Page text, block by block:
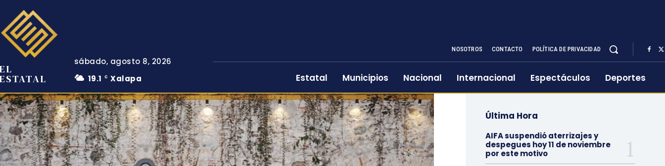
EL
ESTATAL
sábado, agosto 8, 2026
19.1
C Xalapa
NOSOTROS CONTACTO POLÍTICA DE PRIVACIDAD
Estatal Municipios Nacional Internacional Espectáculos Deportes
Última Hora
AIFA suspendió aterrizajes y
despegues hoy 11 de noviembre
por este motivo